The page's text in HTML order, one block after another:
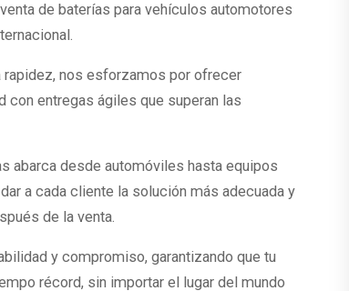
de baterías para vehículos automotores
nos esforzamos por ofrecer
con entregas ágiles que superan las
abarca desde automóviles hasta equipos
a cada cliente la solución más adecuada y
de la venta.
y compromiso, garantizando que tu
récord, sin importar el lugar del mundo